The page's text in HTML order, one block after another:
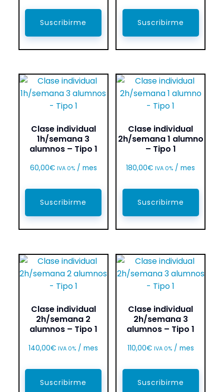
Suscribirme Suscribirme
Clase individual
1h/semana 3
alumnos – Tipo 1
60,00€ IVA 0% / mes
Suscribirme
Clase individual
2h/semana 1 alumno
– Tipo 1
180,00€ IVA 0% / mes
Suscribirme
Clase individual
2h/semana 2
alumnos – Tipo 1
140,00€ IVA 0% / mes
Suscribirme
Clase individual
2h/semana 3
alumnos – Tipo 1
110,00€ IVA 0% / mes
Suscribirme